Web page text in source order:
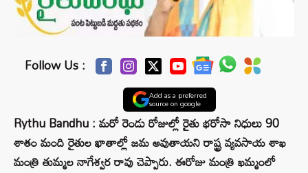
Follow Us :
Add as a preferred
source on google
Rythu Bandhu : మరో రెండు రోజుల్లో రైతు భరోసా నిధులు 90
శాతం మంది రైతుల ఖాతాల్లో జమ అవుతాయని రాష్ట్ర వ్యవసాయ శాఖ
మంత్రి తుమ్మల నాగేశ్వర రావు చెప్పారు. ఈరోజు మంత్రి ఖమ్మంలో